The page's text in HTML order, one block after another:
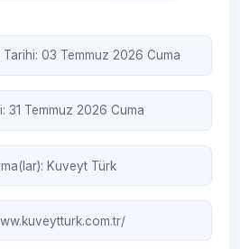
Tarihi: 03 Temmuz 2026 Cuma
31 Temmuz 2026 Cuma
Kuveyt Türk